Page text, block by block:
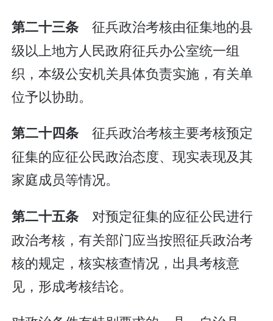
第二十三条 征兵政治考核由征集地的县
级以上地方人民政府征兵办公室统一组
织，本级公安机关具体负责实施，有关单
位予以协助。
第二十四条 征兵政治考核主要考核预定
征集的应征公民政治态度、现实表现及其
家庭成员等情况。
第二十五条 对预定征集的应征公民进行
政治考核，有关部门应当按照征兵政治考
核的规定，核实核查情况，出具考核意
见，形成考核结论。